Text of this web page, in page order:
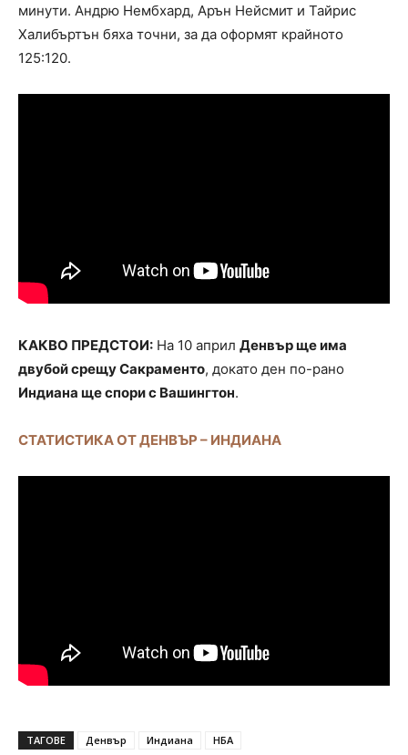
минути. Андрю Нембхард, Арън Нейсмит и Тайрис
Халибъртън бяха точни, за да оформят крайното
125:120.
КАКВО ПРЕДСТОИ: На 10 април Денвър ще има
двубой срещу Сакраменто, докато ден по-рано
Индиана ще спори с Вашингтон.
СТАТИСТИКА ОТ ДЕНВЪР – ИНДИАНА
ТАГОВЕ Денвър Индиана НБА